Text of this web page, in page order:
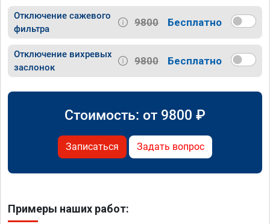
Отключение сажевого
фильтра
9800 Бесплатно
Отключение вихревых
заслонок
9800 Бесплатно
Стоимость: от 9800 ₽
Записаться Задать вопрос
Примеры наших работ: